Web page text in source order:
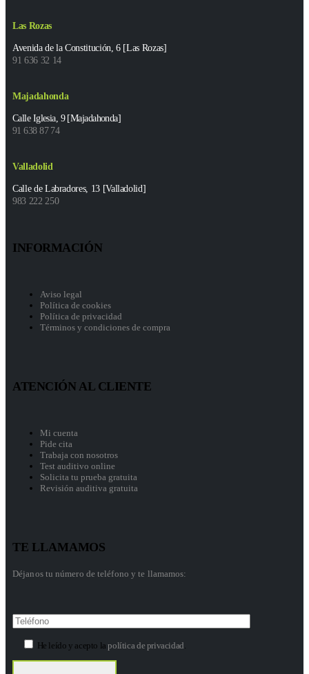
Las Rozas
Avenida de la Constitución, 6 [Las Rozas]
91 636 32 14
Majadahonda
Calle Iglesia, 9 [Majadahonda]
91 638 87 74
Valladolid
Calle de Labradores, 13 [Valladolid]
983 222 250
INFORMACIÓN
Aviso legal
Política de cookies
Política de privacidad
Términos y condiciones de compra
ATENCIÓN AL CLIENTE
Mi cuenta
Pide cita
Trabaja con nosotros
Test auditivo online
Solicita tu prueba gratuita
Revisión auditiva gratuita
TE LLAMAMOS
Déjanos tu número de teléfono y te llamamos:
He leído y acepto lapolítica de privacidad.